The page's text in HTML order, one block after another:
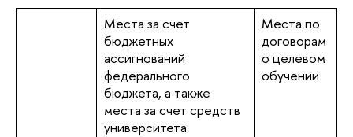
Места за счет
бюджетных
ассигнований
федерального
бюджета, а также
места за счет средств
университета
Места по
договорам
о целевом
обучении